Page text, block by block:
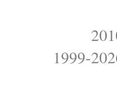
1999-